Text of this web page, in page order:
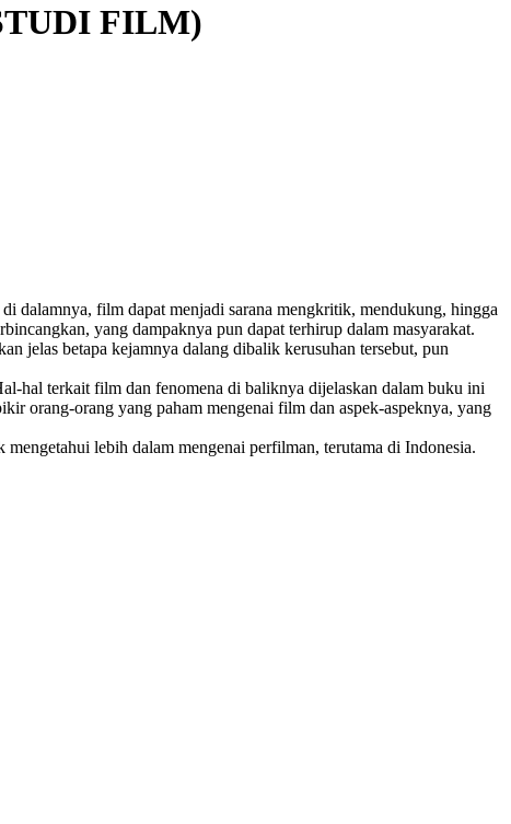
FILM)
dalamnya, film dapat menjadi sarana mengkritik, mendukung, hingga
yang dampaknya pun dapat terhirup dalam masyarakat.
jelas betapa kejamnya dalang dibalik kerusuhan tersebut, pun
hal terkait film dan fenomena di baliknya dijelaskan dalam buku ini
orang-orang yang paham mengenai film dan aspek-aspeknya, yang
lebih dalam mengenai perfilman, terutama di Indonesia.